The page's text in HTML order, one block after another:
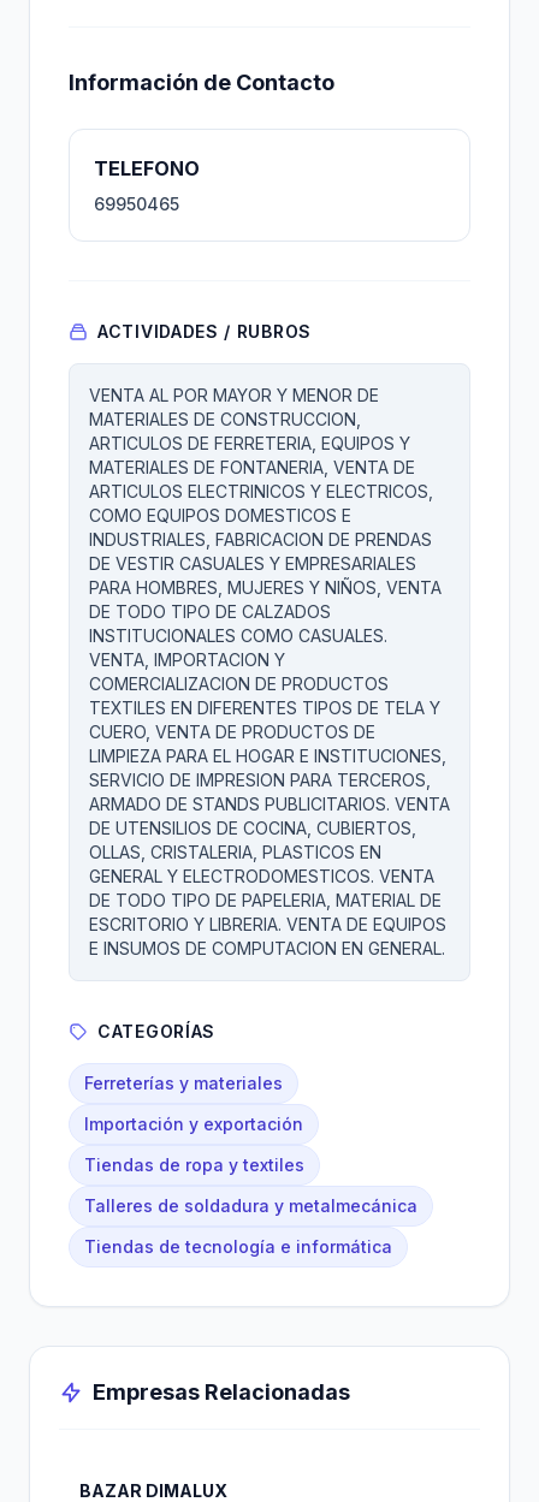
Información de Contacto
TELEFONO
69950465
ACTIVIDADES / RUBROS
VENTA AL POR MAYOR Y MENOR DE
MATERIALES DE CONSTRUCCION,
ARTICULOS DE FERRETERIA, EQUIPOS Y
MATERIALES DE FONTANERIA, VENTA DE
ARTICULOS ELECTRINICOS Y ELECTRICOS,
COMO EQUIPOS DOMESTICOS E
INDUSTRIALES, FABRICACION DE PRENDAS
DE VESTIR CASUALES Y EMPRESARIALES
PARA HOMBRES, MUJERES Y NIÑOS, VENTA
DE TODO TIPO DE CALZADOS
INSTITUCIONALES COMO CASUALES.
VENTA, IMPORTACION Y
COMERCIALIZACION DE PRODUCTOS
TEXTILES EN DIFERENTES TIPOS DE TELA Y
CUERO, VENTA DE PRODUCTOS DE
LIMPIEZA PARA EL HOGAR E INSTITUCIONES,
SERVICIO DE IMPRESION PARA TERCEROS,
ARMADO DE STANDS PUBLICITARIOS. VENTA
DE UTENSILIOS DE COCINA, CUBIERTOS,
OLLAS, CRISTALERIA, PLASTICOS EN
GENERAL Y ELECTRODOMESTICOS. VENTA
DE TODO TIPO DE PAPELERIA, MATERIAL DE
ESCRITORIO Y LIBRERIA. VENTA DE EQUIPOS
E INSUMOS DE COMPUTACION EN GENERAL.
CATEGORÍAS
Ferreterías y materiales
Importación y exportación
Tiendas de ropa y textiles
Talleres de soldadura y metalmecánica
Tiendas de tecnología e informática
Empresas Relacionadas
BAZAR DIMALUX